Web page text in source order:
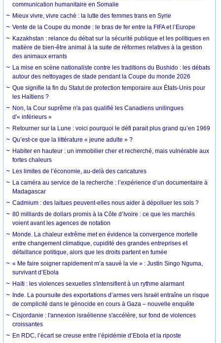
communication humanitaire en Somalie
Mieux vivre, vivre caché : la lutte des femmes trans en Syrie
Vente de la Coupe du monde : le bras de fer entre la FIFA et l’Europe
Kazakhstan : relance du débat sur la sécurité publique et les politiques en
matière de bien-être animal à la suite de réformes relatives à la gestion
des animaux errants
La mise en scène nationaliste contre les traditions du Bushido : les débats
autour des nettoyages de stade pendant la Coupe du monde 2026
Que signifie la fin du Statut de protection temporaire aux États-Unis pour
les Haïtiens ?
Non, la Cour suprême n'a pas qualifié les Canadiens unilingues
d'« inférieurs »
Retourner sur la Lune : voici pourquoi le défi parait plus grand qu’en 1969
Qu’est-ce que la littérature « jeune adulte » ?
Habiter en hauteur : un immobilier cher et recherché, mais vulnérable aux
fortes chaleurs
Les limites de l’économie, au-delà des caricatures
La caméra au service de la recherche : l’expérience d’un documentaire à
Madagascar
Cadmium : des laitues peuvent-elles nous aider à dépolluer les sols ?
80 milliards de dollars promis à la Côte d’Ivoire : ce que les marchés
voient avant les agences de notation
Monde. La chaleur extrême met en évidence la convergence mortelle
entre changement climatique, cupidité des grandes entreprises et
défaillance politique, alors que les droits partent en fumée
« Me faire soigner rapidement m’a sauvé la vie » : Justin Singo Nguma,
survivant d’Ebola
Haïti : les violences sexuelles s'intensifient à un rythme alarmant
Inde. La poursuite des exportations d’armes vers Israël entraîne un risque
de complicité dans le génocide en cours à Gaza – nouvelle enquête
Cisjordanie : l'annexion israélienne s'accélère, sur fond de violences
croissantes
En RDC, l’écart se creuse entre l’épidémie d’Ebola et la riposte